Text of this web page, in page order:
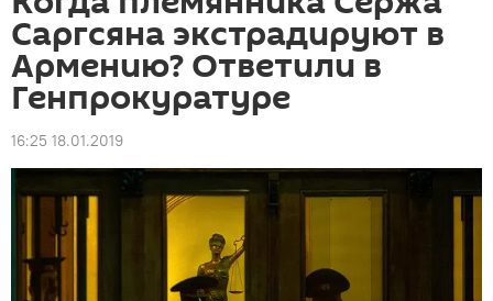
Саргсяна экстрадируют в
Армению? Ответили в
Генпрокуратуре
16:25 18.01.2019